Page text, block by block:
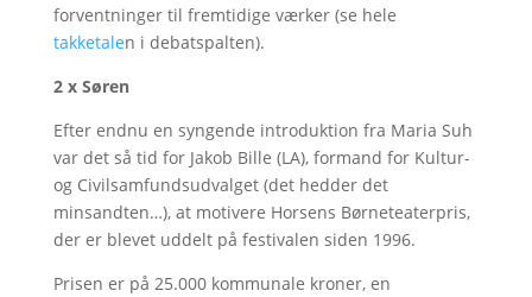
forventninger til fremtidige værker (se hele
takketalen i debatspalten).
2 x Søren
Efter endnu en syngende introduktion fra Maria Suh
var det så tid for Jakob Bille (LA), formand for Kultur-
og Civilsamfundsudvalget (det hedder det
minsandten…), at motivere Horsens Børneteaterpris,
der er blevet uddelt på festivalen siden 1996.
Prisen er på 25.000 kommunale kroner, en